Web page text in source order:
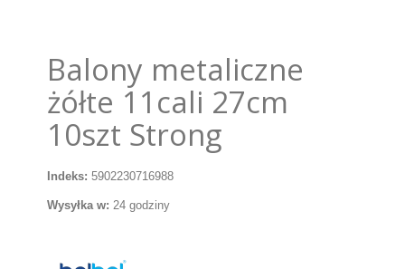
Balony metaliczne
żółte 11cali 27cm
10szt Strong
Indeks: 5902230716988
Wysyłka w: 24 godziny